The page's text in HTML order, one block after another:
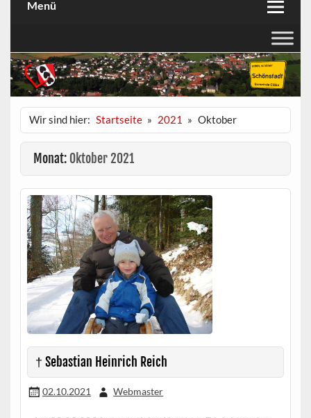
Menü
Wir sind hier: Startseite 2021 Oktober
Monat: Oktober 2021
† Sebastian Heinrich Reich
02.10.2021 Webmaster